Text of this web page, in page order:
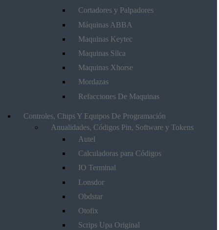
Cortadores y Palpadores
Máquinas ABBA
Maquinas Keytec
Maquinas Silca
Maquinas Xhorse
Mordazas
Refacciones De Maquinas
Controles, Chips Y Equipos De Programación
Anualidades, Códigos Pin, Software y Tokens
Autel
Calculadoras para Códigos
IO Terminal
Lonsdor
Obdstar
Otofix
Scrips Upa Original